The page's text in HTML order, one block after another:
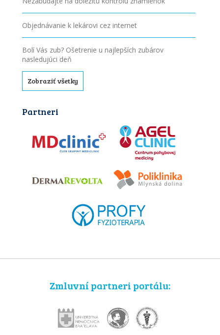
Objednávanie k lekárovi cez internet
Bolí Vás zub? Ošetrenie u najlepších zubárov
nasledujúci deň
Zobraziť všetky
Partneri
Zmluvní partneri portálu: